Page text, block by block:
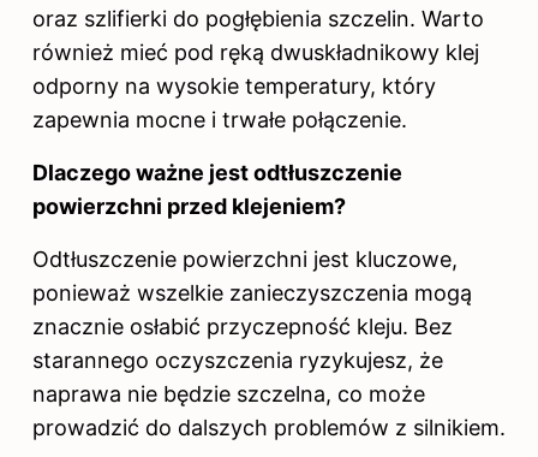
oraz szlifierki do pogłębienia szczelin. Warto
również mieć pod ręką dwuskładnikowy klej
odporny na wysokie temperatury, który
zapewnia mocne i trwałe połączenie.
Dlaczego ważne jest odtłuszczenie
powierzchni przed klejeniem?
Odtłuszczenie powierzchni jest kluczowe,
ponieważ wszelkie zanieczyszczenia mogą
znacznie osłabić przyczepność kleju. Bez
starannego oczyszczenia ryzykujesz, że
naprawa nie będzie szczelna, co może
prowadzić do dalszych problemów z silnikiem.